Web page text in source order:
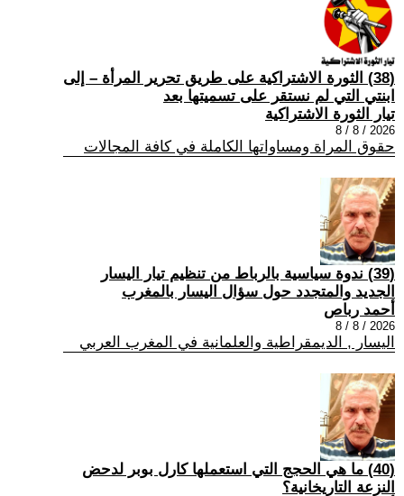
(38) الثورة الاشتراكية على طريق تحرير المرأة – إلى
ابنتي التي لم نستقر على تسميتها بعد
تيار الثورة الاشتراكية
2026 / 8 / 8
حقوق المراة ومساواتها الكاملة في كافة المجالات
(39) ندوة سياسية بالرباط من تنظيم تيار اليسار
الجديد والمتجدد حول سؤال اليسار بالمغرب
أحمد رباص
2026 / 8 / 8
اليسار , الديمقراطية والعلمانية في المغرب العربي
(40) ما هي الحجج التي استعملها كارل بوبر لدحض
النزعة التاريخانية؟